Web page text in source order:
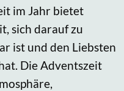
im Jahr bietet
sich darauf zu
ist und den Liebsten
Die Adventszeit